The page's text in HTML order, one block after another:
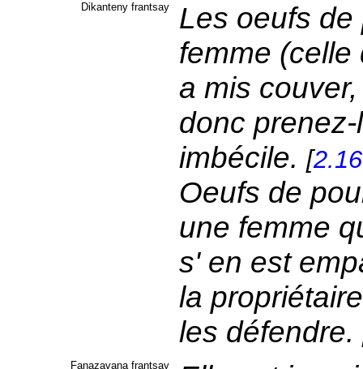
Dikanteny frantsay
Les oeufs
femme (celle
a mis
donc
imbécile. [
Oeufs de
une femme
s' en est
la
les défendre.
Fanazavana frantsay